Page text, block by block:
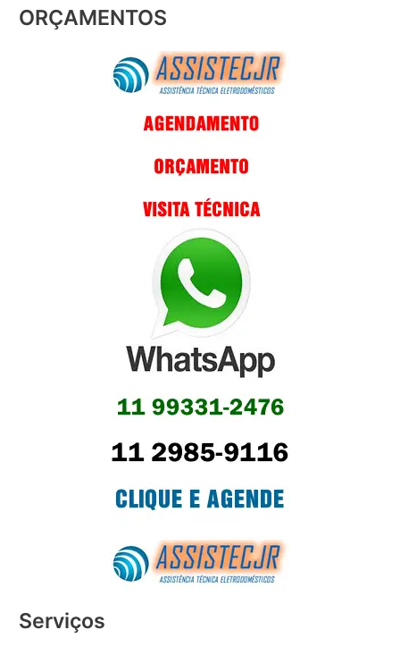
ORÇAMENTOS
Serviços